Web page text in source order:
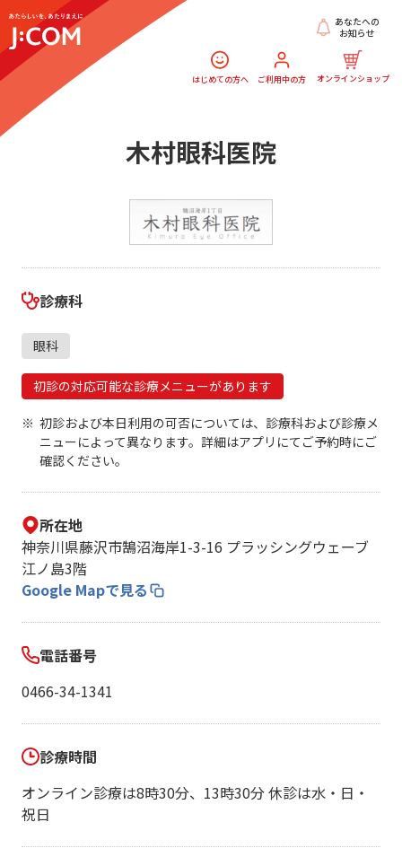
はじめての方へ ご利用中の方 オンラインショップ
あなたへの
お知らせ
木村眼科医院
診療科
眼科
初診の対応可能な診療メニューがあります
初診および本日利用の可否については、診療科および診療メ
ニューによって異なります。詳細はアプリにてご予約時にご
確認ください。
所在地
神奈川県藤沢市鵠沼海岸1-3-16 プラッシングウェーブ
江ノ島3階
Google Mapで見る
電話番号
0466-34-1341
診療時間
オンライン診療は8時30分、13時30分 休診は水・日・
祝日